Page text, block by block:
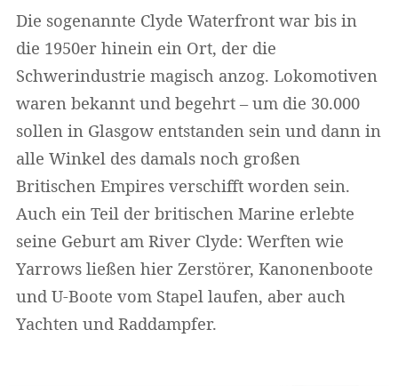
Die sogenannte Clyde Waterfront war bis in
die 1950er hinein ein Ort, der die
Schwerindustrie magisch anzog. Lokomotiven
waren bekannt und begehrt – um die 30.000
sollen in Glasgow entstanden sein und dann in
alle Winkel des damals noch großen
Britischen Empires verschifft worden sein.
Auch ein Teil der britischen Marine erlebte
seine Geburt am River Clyde: Werften wie
Yarrows ließen hier Zerstörer, Kanonenboote
und U-Boote vom Stapel laufen, aber auch
Yachten und Raddampfer.